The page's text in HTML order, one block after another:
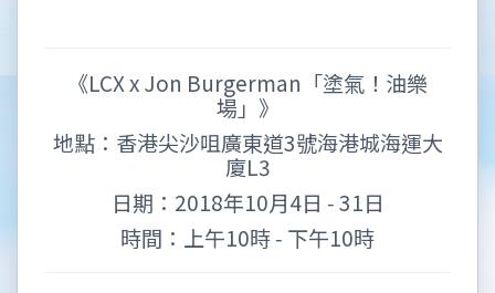
《LCX x Jon Burgerman「塗氣！油樂
場」》
地點：香港尖沙咀廣東道3號海港城海運大
廈L3
日期：2018年10月4日 ‑ 31日
時間：上午10時 ‑ 下午10時